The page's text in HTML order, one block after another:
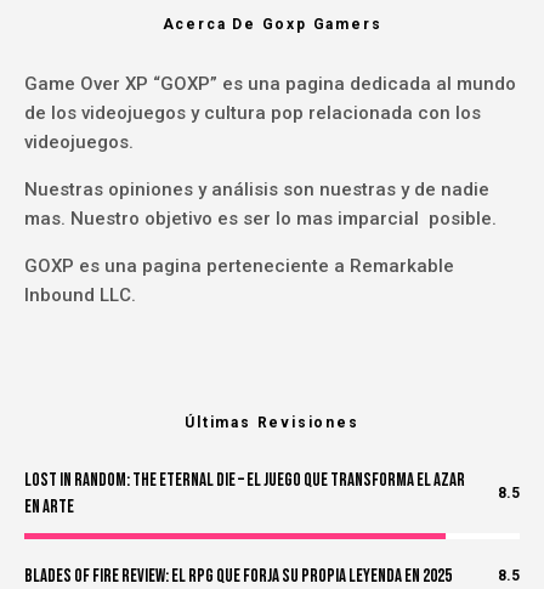
Acerca De Goxp Gamers
Game Over XP “GOXP” es una pagina dedicada al mundo
de los videojuegos y cultura pop relacionada con los
videojuegos.
Nuestras opiniones y análisis son nuestras y de nadie
mas. Nuestro objetivo es ser lo mas imparcial posible.
GOXP es una pagina perteneciente a Remarkable
Inbound LLC.
Últimas Revisiones
Lost in Random: The Eternal Die – El Juego Que Transforma el Azar
en Arte
8.5
Blades of Fire Review: El RPG Que Forja Su Propia Leyenda en 2025 8.5